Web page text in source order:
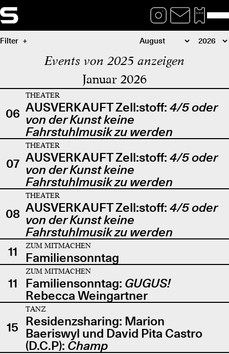
Filter
Events von 2025 anzeigen
Januar 2026
06
THEATER
AUSVERKAUFT Zell:stoff: 4/5 oder
von der Kunst keine
Fahrstuhlmusik zu werden
07
THEATER
AUSVERKAUFT Zell:stoff: 4/5 oder
von der Kunst keine
Fahrstuhlmusik zu werden
08
THEATER
AUSVERKAUFT Zell:stoff: 4/5 oder
von der Kunst keine
Fahrstuhlmusik zu werden
11
ZUM MITMACHEN
Familiensonntag
11
ZUM MITMACHEN
Familiensonntag: GUGUS!
Rebecca Weingartner
15
TANZ
Residenzsharing: Marion
Baeriswyl und David Pita Castro
(D.C.P): Champ